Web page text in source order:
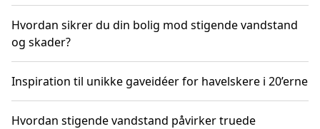
Hvordan sikrer du din bolig mod stigende vandstand
og skader?
Inspiration til unikke gaveidéer for havelskere i 20’erne
Hvordan stigende vandstand påvirker truede